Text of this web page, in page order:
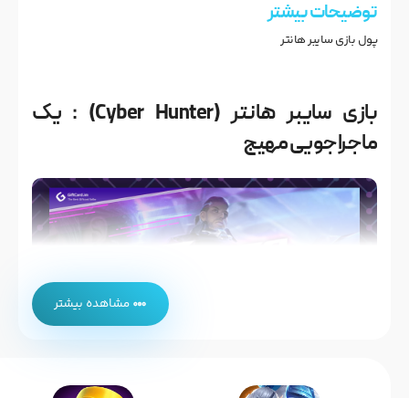
توضیحات بیشتر
پول بازی سایبر هانتر
بازی سایبر هانتر (Cyber Hunter) : یک
ماجراجویی مهیج
مشاهده بیشتر